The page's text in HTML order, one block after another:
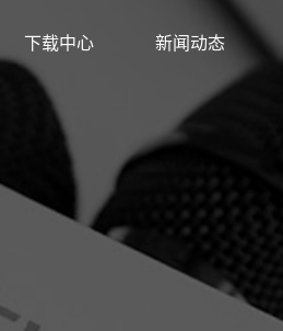
下载中心 新闻动态